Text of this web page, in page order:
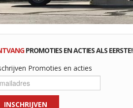
PROMOTIES EN ACTIES ALS EERSTE!
Promoties en acties